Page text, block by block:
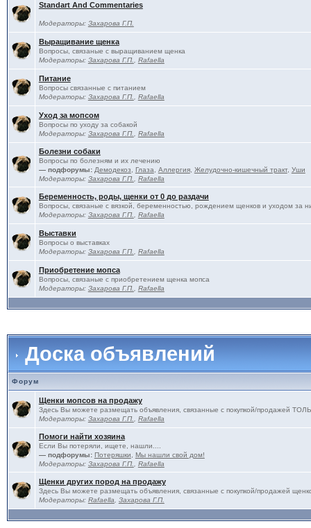
Standart And Commentaries
Модераторы: Захарова Г.П.
Выращивание щенка
Вопросы, связаные с выращиванием щенка
Модераторы: Захарова Г.П. Rafaella
Питание
Вопросы связанные с питанием
Модераторы: Захарова Г.П. Rafaella
Уход за мопсом
Вопросы по уходу за собакой
Модераторы: Захарова Г.П. Rafaella
Болезни собаки
Вопросы по болезням и их лечению
— подфорумы: Демодекоз Глаза Аллергия, Желудочно-кишечный тракт, Уши
Модераторы: Захарова Г.П. Rafaella
Беременность, роды, щенки от 0 до раздачи
Вопросы, связаные с вязкой, беременностью, рождением щенков и уходом за
Модераторы: Захарова Г.П. Rafaella
Выставки
Вопросы о выставках
Модераторы: Захарова Г.П. Rafaella
Приобретение мопса
Вопросы, связаные с приобретением щенка мопса
Модераторы: Захарова Г.П. Rafaella
Доска объявлений
Форум
Щенки мопсов на продажу
Здесь Вы можете размещать объявления, связанные с покупкой/продажей
Модераторы: Захарова Г.П. Rafaella
Помоги найти хозяина
Если Вы потеряли, ищете, нашли....
— подфорумы: Потеряшки
Мы нашли свой дом!
Модераторы: Захарова Г.П. Rafaella
Щенки других пород на продажу
Здесь Вы можете размещать объявления, связанные с покупкой/продажей
Модераторы: Rafaella Захарова Г.П.